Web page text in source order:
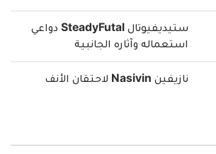
ستيديفيوتال SteadyFutal دواعي
استعماله وآثاره الجانبية
نازيفين Nasivin لاحتقان الأنف